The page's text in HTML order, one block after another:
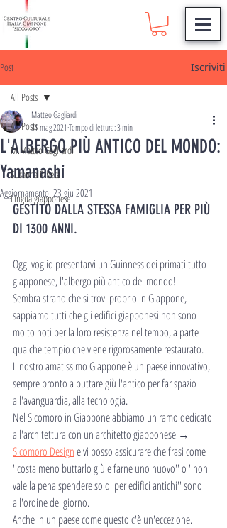
Post Iscriviti
All Posts
M.Matteo Gagliardi
Susanna Ribeca
Lingua giapponese
All Posts
L'ALBERGO PIÙ ANTICO DEL MONDO:
Yamanashi
Matteo Gagliardi
31 mag 2021 Tempo di lettura: 3 min
Aggiornamento: 23 giu 2021
GESTITO DALLA STESSA FAMIGLIA PER PIÙ
DI 1300 ANNI.
Oggi voglio presentarvi un Guinness dei primati tutto
giapponese, l'albergo più antico del mondo!
Sembra strano che si trovi proprio in Giappone,
sappiamo tutti che gli edifici giapponesi non sono
molto noti per la loro resistenza nel tempo, a parte
qualche tempio che viene rigorosamente restaurato.
Il nostro amatissimo Giappone è un paese innovativo,
sempre pronto a buttare giù l'antico per far spazio
all'avanguardia, alla tecnologia.
Nel Sicomoro in Giappone abbiamo un ramo dedicato
all'architettura con un architetto giapponese →
Sicomoro Design e vi posso assicurare che frasi come
''costa meno buttarlo giù e farne uno nuovo'' o ''non
vale la pena spendere soldi per edifici antichi'' sono
all'ordine del giorno.
Anche in un paese come questo c'è un'eccezione.